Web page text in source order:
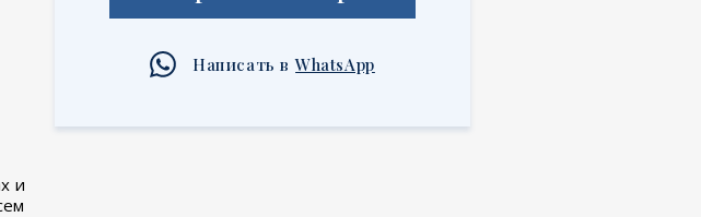
и
Написать в WhatsApp